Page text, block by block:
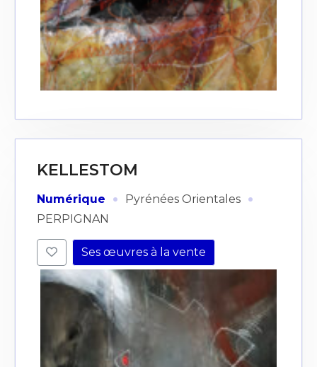
KELLESTOM
Numérique · Pyrénées Orientales ·
PERPIGNAN
Ses œuvres à la vente